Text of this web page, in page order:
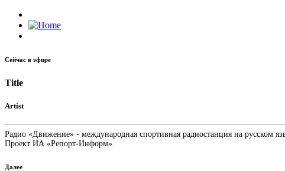
Сейчас в эфире
Title
Artist
Радио «Движение» - международная спортивная радиостанция на русском
Проект ИА «Репорт-Информ».
Далее